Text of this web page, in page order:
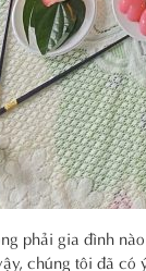
phải gia đình
chúng tôi đã